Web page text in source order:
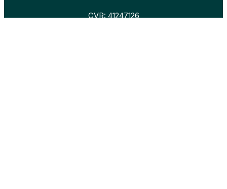
CVR: 41247126